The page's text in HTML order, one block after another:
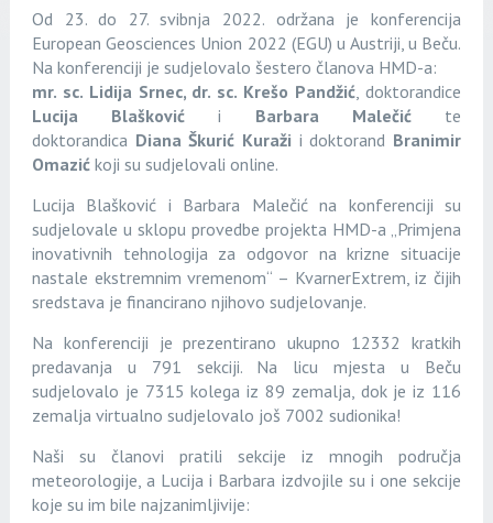
Od 23. do 27. svibnja 2022. održana je konferencija
European Geosciences Union 2022 (EGU) u Austriji, u Beču.
Na konferenciji je sudjelovalo šestero članova HMD-a:
mr. sc. Lidija Srnec, dr. sc. Krešo Pandžić , doktorandice
Lucija Blaškovići Barbara Malečićte
doktorandica Diana Škurić Kuraži i doktorand Branimir
Omazićkoji su sudjelovali online.
Lucija Blašković i Barbara Malečić na konferenciji su
sudjelovale u sklopu provedbe projekta HMD-a „Primjena
inovativnih tehnologija za odgovor na krizne situacije
nastale ekstremnim vremenom“ – KvarnerExtrem, iz čijih
sredstava je financirano njihovo sudjelovanje.
Na konferenciji je prezentirano ukupno 12332 kratkih
predavanja u 791 sekciji. Na licu mjesta u Beču
sudjelovalo je 7315 kolega iz 89 zemalja, dok je iz 116
zemalja virtualno sudjelovalo još 7002 sudionika!
Naši su članovi pratili sekcije iz mnogih područja
meteorologije, a Lucija i Barbara izdvojile su i one sekcije
koje su im bile najzanimljivije: